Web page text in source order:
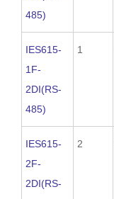
485)
IES615-
1F-
2DI(RS-
485)
1
IES615-
2F-
2DI(RS-
2